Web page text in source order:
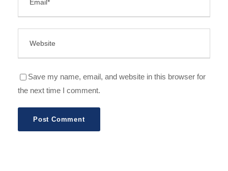
Save my name, email, and website in this browser for
the next time I comment.